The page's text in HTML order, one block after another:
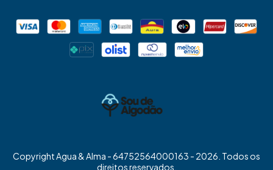
Copyright Agua & Alma - 64752564000163 - 2026. Todos os
direitos reservados.